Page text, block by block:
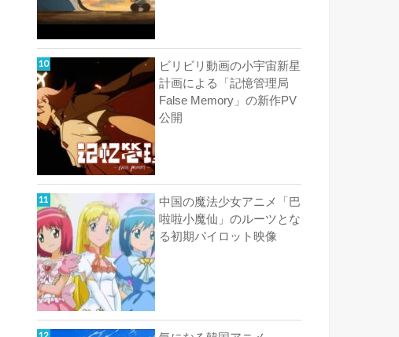
ビリビリ動画の小宇宙新星
計画による「記憶管理局
False Memory」の新作PV
公開
中国の魔法少女アニメ「巴
啦啦小魔仙」のルーツとな
る初期パイロット映像